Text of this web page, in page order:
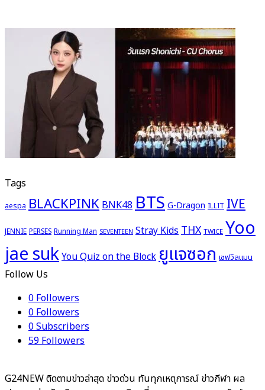
Tags
aespa BLACKPINK BNK48BTSG-Dragon ILLIT IVE
JENNIE PERSES Running Man SEVENTEEN Stray Kids THX TWICE Yoo
jae sukYou Quiz on the Blockยูแจซอก เชฟวิลแมน
Follow Us
0 Followers
0 Followers
0Subscribers
59 Followers
G24NEW ติดตามข่าวล่าสุด ข่าวด่วน ทันทุกเหตุการณ์ ข่าวกีฬา ผล